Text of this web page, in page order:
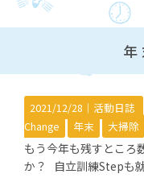
2021/12/28｜ 活動日誌
Change
年末 大掃除
もう今年も残すところ
か？ 自立訓練Stepも